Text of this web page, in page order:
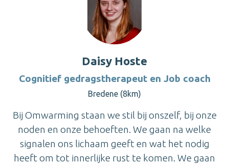
Daisy Hoste
Cognitief gedragstherapeut en Job coach
Bredene (8km)
Bij Omwarming staan we stil bij onszelf, bij onze
noden en onze behoeften. We gaan na welke
signalen ons lichaam geeft en wat het nodig
heeft om tot innerlijke rust te komen. We gaan